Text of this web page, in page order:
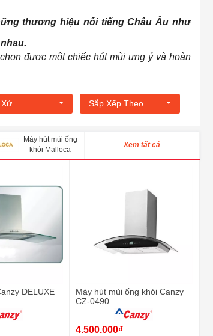
thương hiệu nổi tiếng Châu Âu như
được một chiếc hút mùi ưng ý và hoàn
Sắp Xếp Theo
Máy hút mùi ống
khói Malloca
Xem tất cả
DELUXE
Máy hút mùi ống khói Canzy
CZ-0490
4.500.000₫